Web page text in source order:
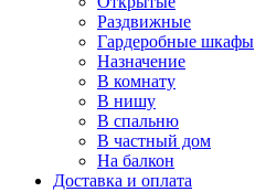
Раздвижные
Гардеробные шкафы
Назначение
В комнату
В нишу
В спальню
В частный дом
На балкон
Доставка и оплата